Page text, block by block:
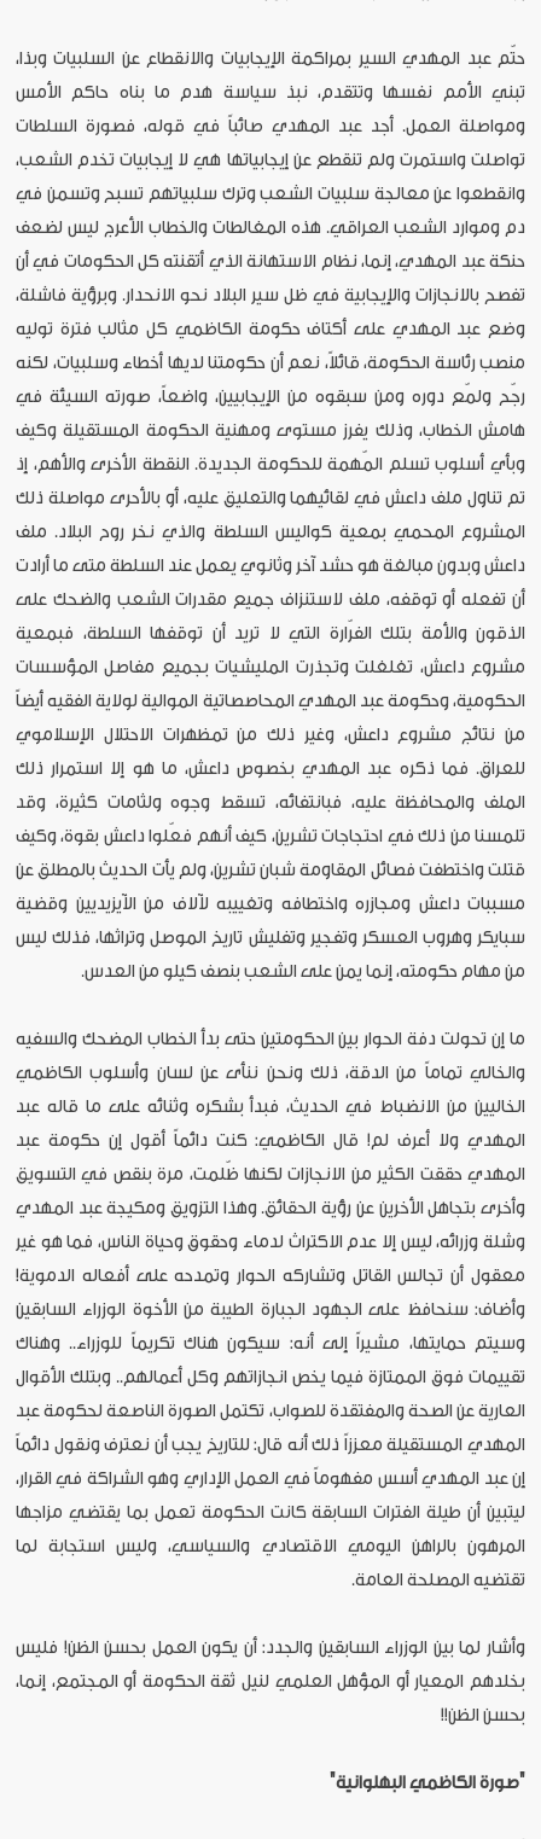
حتّم عبد المهدي السير بمراكمة الإيجابيات والانقطاع عن السلبيات وبذا،
تبني الأمم نفسها وتتقدم، نبذ سياسة هدم ما بناه حاكم الأمس
ومواصلة العمل. أجد عبد المهدي صائباً في قوله، فصورة السلطات
تواصلت واستمرت ولم تنقطع عن إيجابياتها هي لا إيجابيات تخدم الشعب،
وانقطعوا عن معالجة سلبيات الشعب وترك سلبياتهم تسبح وتسمن في
دم وموارد الشعب العراقي. هذه المغالطات والخطاب الأعرج ليس لضعف
حنكة عبد المهدي، إنما، نظام الاستهانة الذي أتقنته كل الحكومات في أن
تفصح بالانجازات والإيجابية في ظل سير البلاد نحو الانحدار. وبرؤية فاشلة،
وضع عبد المهدي على أكتاف حكومة الكاظمي كل مثالب فترة توليه
منصب رئاسة الحكومة، قائلاً، نعم أن حكومتنا لديها أخطاء وسلبيات، لكنه
رجّح ولمّع دوره ومن سبقوه من الإيجابيين، واضعاً، صورته السيئة في
هامش الخطاب، وذلك يفرز مستوى ومهنية الحكومة المستقيلة وكيف
وبأي أسلوب تسلم المّهمة للحكومة الجديدة. النقطة الأخرى والأهم، إذ
تم تناول ملف داعش في لقائيهما والتعليق عليه، أو بالأحرى مواصلة ذلك
المشروع المحمي بمعية كواليس السلطة والذي نخر روح البلاد. ملف
داعش وبدون مبالغة هو حشد آخر وثانوي يعمل عند السلطة متى ما أرادت
أن تفعله أو توقفه، ملف لاستنزاف جميع مقدرات الشعب والضحك على
الذقون والأمة بتلك الفرّارة التي لا تريد أن توقفها السلطة، فبمعية
مشروع داعش، تغلغلت وتجذرت المليشيات بجميع مفاصل المؤسسات
الحكومية، وحكومة عبد المهدي المحاصصاتية الموالية لولاية الفقيه أيضاً
من نتائج مشروع داعش، وغير ذلك من تمظهرات الاحتلال الإسلاموي
للعراق. فما ذكره عبد المهدي بخصوص داعش، ما هو إلا استمرار ذلك
الملف والمحافظة عليه، فبانتفائه، تسقط وجوه ولثامات كثيرة، وقد
تلمسنا من ذلك في احتجاجات تشرين، كيف أنهم فعّلوا داعش بقوة، وكيف
قتلت واختطفت فصائل المقاومة شبان تشرين، ولم يأت الحديث بالمطلق عن
مسببات داعش ومجازره واختطافه وتغييبه لآلاف من الآيزيديين وقضية
سبايكر وهروب العسكر وتفجير وتفليش تاريخ الموصل وتراثها، فذلك ليس
من مهام حكومته، إنما يمن على الشعب بنصف كيلو من العدس.
ما إن تحولت دفة الحوار بين الحكومتين حتى بدأ الخطاب المضحك والسفيه
والخالي تماماً من الدقة، ذلك ونحن ننأى عن لسان وأسلوب الكاظمي
الخاليين من الانضباط في الحديث، فبدأ بشكره وثنائه على ما قاله عبد
المهدي ولا أعرف لم! قال الكاظمي: كنت دائماً أقول إن حكومة عبد
المهدي حققت الكثير من الانجازات لكنها ظّلمت، مرة بنقص في التسويق
وأخرى بتجاهل الأخرين عن رؤية الحقائق. وهذا التزويق ومكيجة عبد المهدي
وشلة وزرائه، ليس إلا عدم الاكتراث لدماء وحقوق وحياة الناس، فما هو غير
معقول أن تجالس القاتل وتشاركه الحوار وتمدحه على أفعاله الدموية!
وأضاف: سنحافظ على الجهود الجبارة الطيبة من الأخوة الوزراء السابقين
وسيتم حمايتها، مشيراً إلى أنه: سيكون هناك تكريماً للوزراء.. وهناك
تقييمات فوق الممتازة فيما يخص انجازاتهم وكل أعمالهم.. وبتلك الأقوال
العارية عن الصحة والمفتقدة للصواب، تكتمل الصورة الناصعة لحكومة عبد
المهدي المستقيلة معززاً ذلك أنه قال: للتاريخ يجب أن نعترف ونقول دائماً
إن عبد المهدي أسس مفهوماً في العمل الإداري وهو الشراكة في القرار،
ليتبين أن طيلة الفترات السابقة كانت الحكومة تعمل بما يقتضي مزاجها
المرهون بالراهن اليومي الاقتصادي والسياسي، وليس استجابة لما
تقتضيه المصلحة العامة.
وأشار لما بين الوزراء السابقين والجدد: أن يكون العمل بحسن الظن! فليس
بخلدهم المعيار أو المؤهل العلمي لنيل ثقة الحكومة أو المجتمع، إنما،
بحسن الظن!!
"صورة الكاظمي البهلوانية"